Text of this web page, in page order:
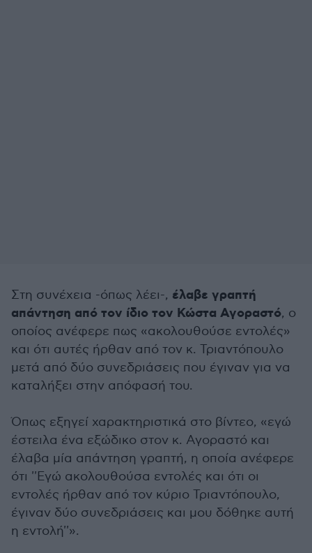
Στη συνέχεια -όπως λέει-, έλαβε γραπτή
απάντηση από τον ίδιο τον Κώστα Αγοραστό, ο
οποίος ανέφερε πως «ακολουθούσε εντολές»
και ότι αυτές ήρθαν από τον κ. Τριαντόπουλο
μετά από δύο συνεδριάσεις που έγιναν για να
καταλήξει στην απόφασή του.
Όπως εξηγεί χαρακτηριστικά στο βίντεο, «εγώ
έστειλα ένα εξώδικο στον κ. Αγοραστό και
έλαβα μία απάντηση γραπτή, η οποία ανέφερε
ότι ''Εγώ ακολουθούσα εντολές και ότι οι
εντολές ήρθαν από τον κύριο Τριαντόπουλο,
έγιναν δύο συνεδριάσεις και μου δόθηκε αυτή
η εντολή''».